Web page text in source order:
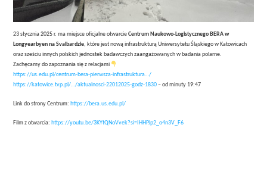
23 stycznia 2025 r. ma miejsce oficjalne otwarcieCentrum Naukowo-Logistycznego BERA w
Longyearbyen na Svalbardzie, które jest nową infrastrukturą Uniwersytetu Śląskiego w Katowicach
oraz sześciu innych polskich jednostek badawczych zaangażowanych w badania polarne.
Zachęcamy do zapoznania się z relacjami
https://us.edu.pl/centrum-bera-pierwsza-infrastruktura…/
https://katowice.tvp.pl/…/aktualnosci-22012025-godz-1830– od minuty 19:47
Link do strony Centrum: https://bera.us.edu.pl/
Film z otwarcia: https://youtu.be/3KYtQNoVvek?si=IHHPJp2_o4n3V_F6